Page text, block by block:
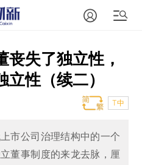
丧失了独立性，
性（续二）
T中
市公司治理结构中的一个
董事制度的来龙去脉，厘